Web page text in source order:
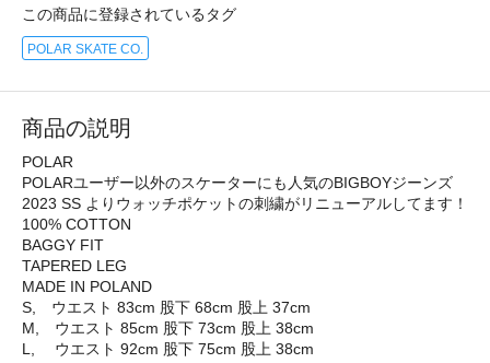
この商品に登録されているタグ
POLAR SKATE CO.
商品の説明
POLAR
POLARユーザー以外のスケーターにも人気のBIGBOYジーンズ
2023 SS よりウォッチポケットの刺繍がリニューアルしてます！
100% COTTON
BAGGY FIT
TAPERED LEG
MADE IN POLAND
S, ウエスト 83cm 股下 68cm 股上 37cm
M, ウエスト 85cm 股下 73cm 股上 38cm
L, ウエスト 92cm 股下 75cm 股上 38cm